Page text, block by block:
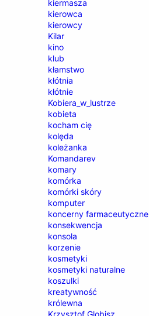
kiermasza
kierowca
kierowcy
Kilar
kino
klub
kłamstwo
kłótnia
kłótnie
Kobiera_w_lustrze
kobieta
kocham cię
kolęda
koleżanka
Komandarev
komary
komórka
komórki skóry
komputer
koncerny farmaceutyczne
konsekwencja
konsola
korzenie
kosmetyki
kosmetyki naturalne
koszulki
kreatywność
królewna
Krzysztof Globisz